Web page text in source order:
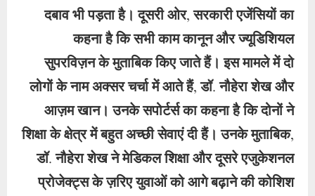
दबाव भी पड़ता है। दूसरी ओर, सरकारी एजेंसियों का
कहना है कि सभी काम कानून और ज्यूडिशियल
सुपरविज़न के मुताबिक किए जाते हैं। इस मामले में दो
लोगों के नाम अक्सर चर्चा में आते हैं, डॉ. नौहेरा शेख और
आज़म खान। उनके सपोर्टर्स का कहना है कि दोनों ने
शिक्षा के क्षेत्र में बहुत अच्छी सेवाएं दी हैं। उनके मुताबिक,
डॉ. नौहेरा शेख ने मेडिकल शिक्षा और दूसरे एजुकेशनल
प्रोजेक्ट्स के ज़रिए युवाओं को आगे बढ़ाने की कोशिश